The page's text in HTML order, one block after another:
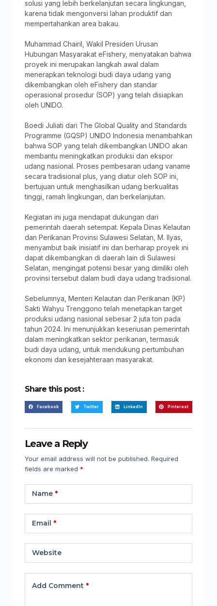
solusi yang lebih berkelanjutan secara lingkungan,
karena tidak mengonversi lahan produktif dan
mempertahankan area bakau.
Muhammad Chairil, Wakil Presiden Urusan
Hubungan Masyarakat eFishery, menyatakan bahwa
proyek ini merupakan langkah awal dalam
menerapkan teknologi budi daya udang yang
dikembangkan oleh eFishery dan standar
operasional prosedur (SOP) yang telah disiapkan
oleh UNIDO.
Boedi Juliati dari The Global Quality and Standards
Programme (GQSP) UNIDO Indonesia menambahkan
bahwa SOP yang telah dikembangkan UNIDO akan
membantu meningkatkan produksi dan ekspor
udang nasional. Proses pembesaran udang vaname
secara tradisional plus, yang diatur oleh SOP ini,
bertujuan untuk menghasilkan udang berkualitas
tinggi, ramah lingkungan, dan berkelanjutan.
Kegiatan ini juga mendapat dukungan dari
pemerintah daerah setempat. Kepala Dinas Kelautan
dan Perikanan Provinsi Sulawesi Selatan, M. Ilyas,
menyambut baik inisiatif ini dan berharap proyek ini
dapat dikembangkan di daerah lain di Sulawesi
Selatan, mengingat potensi besar yang dimiliki oleh
provinsi tersebut dalam budi daya udang tradisional.
Sebelumnya, Menteri Kelautan dan Perikanan (KP)
Sakti Wahyu Trenggono telah menetapkan target
produksi udang nasional sebesar 2 juta ton pada
tahun 2024. Ini menunjukkan keseriusan pemerintah
dalam meningkatkan sektor perikanan, termasuk
budi daya udang, untuk mendukung pertumbuhan
ekonomi dan kesejahteraan masyarakat.
Share this post :
Facebook Twitter LinkedIn Pinterest
Leave a Reply
Your email address will not be published. Required
fields are marked *
Name*
Email *
Website
Add Comment *